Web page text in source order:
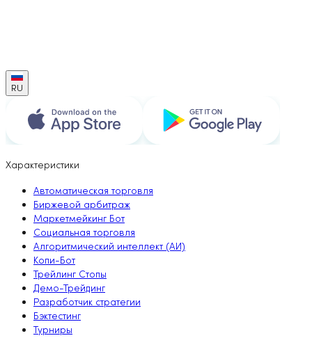
RU
Характеристики
Автоматическая торговля
Биржевой арбитраж
Маркетмейкинг Бот
Социальная торговля
Алгоритмический интеллект (АИ)
Копи-Бот
Трейлинг Стопы
Демо-Трейдинг
Разработчик стратегии
Бэктестинг
Турниры